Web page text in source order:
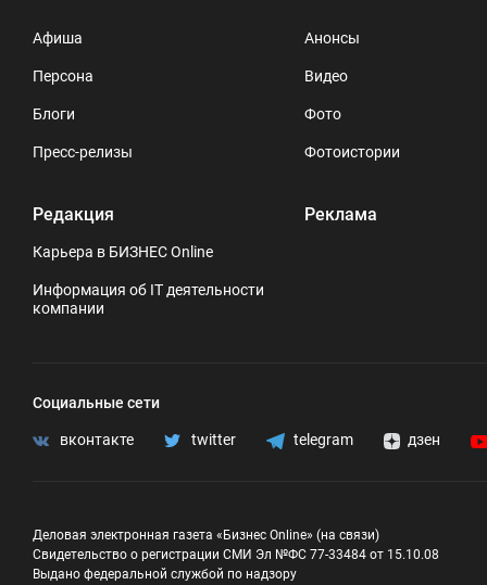
Афиша
Персона
Блоги
Пресс-релизы
Редакция
Карьера в БИЗНЕС Online
Информация об IT деятельности
компании
Анонсы
Видео
Фото
Фотоистории
Реклама
Социальные сети
вконтакте twitter telegram дзен
Деловая электронная газета «Бизнес Online» (на связи)
Свидетельство о регистрации СМИ Эл №ФС 77-33484 от 15.10.08
Выдано федеральной службой по надзору